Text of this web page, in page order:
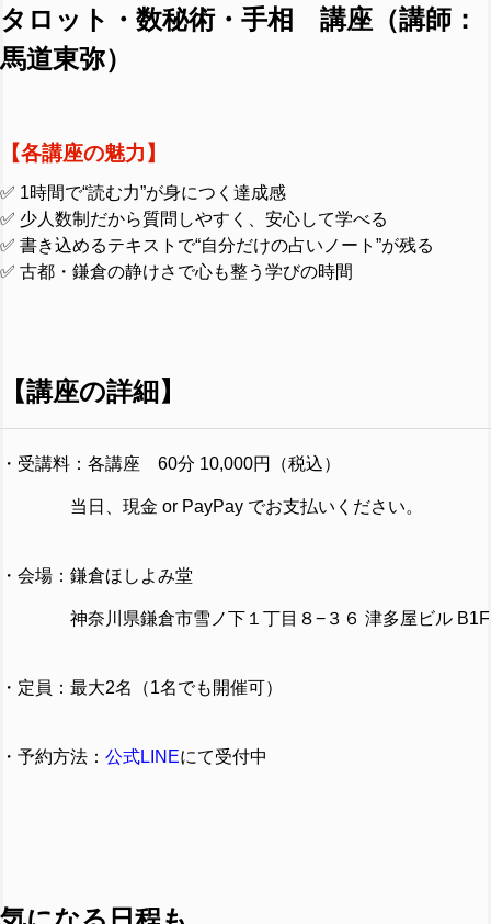
タロット・数秘術・手相 講座（講師：
馬道東弥）
【各講座の魅力】
✅ 1時間で“読む力”が身につく達成感
✅ 少人数制だから質問しやすく、安心して学べる
✅ 書き込めるテキストで“自分だけの占いノート”が残る
✅ 古都・鎌倉の静けさで心も整う学びの時間
【講座の詳細】
・受講料：各講座 60分 10,000円（税込）
当日、現金 or PayPay でお支払いください。
・会場：鎌倉ほしよみ堂
神奈川県鎌倉市雪ノ下１丁目８−３６ 津多屋ビル B1F
・定員：最大2名（1名でも開催可）
・予約方法： 公式LINEにて受付中